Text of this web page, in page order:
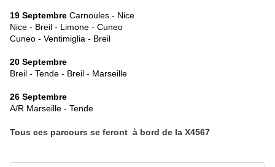
19 Septembre Carnoules - Nice
Nice - Breil - Limone - Cuneo
Cuneo - Ventimiglia - Breil
20 Septembre
Breil - Tende - Breil - Marseille
26 Septembre
A/R Marseille - Tende
Tous ces parcours se feront à bord de la X4567